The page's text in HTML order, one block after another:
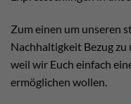
Zum einen um unseren
Nachhaltigkeit Bezug
weil wir Euch einfach
ermöglichen wollen.